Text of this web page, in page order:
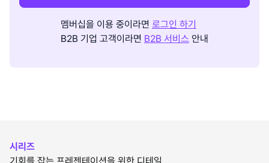
멤버십을 이용 중이라면 로그인 하기
B2B 기업 고객이라면 B2B 서비스 안내
시리즈